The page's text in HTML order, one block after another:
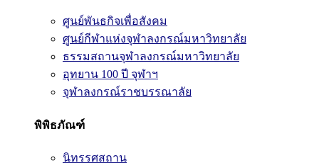
ศูนย์พันธกิจเพื่อสังคม
ศูนย์กีฬาแห่งจุฬาลงกรณ์มหาวิทยาลัย
ธรรมสถานจุฬาลงกรณ์มหาวิทยาลัย
อุทยาน 100 ปี จุฬาฯ
จุฬาลงกรณ์ราชบรรณาลัย
พิพิธภัณฑ์
นิทรรศสถาน